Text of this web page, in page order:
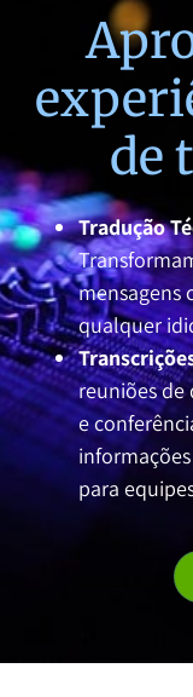
de
Tradução
mensagens
qualquer
reuniões de
e
para